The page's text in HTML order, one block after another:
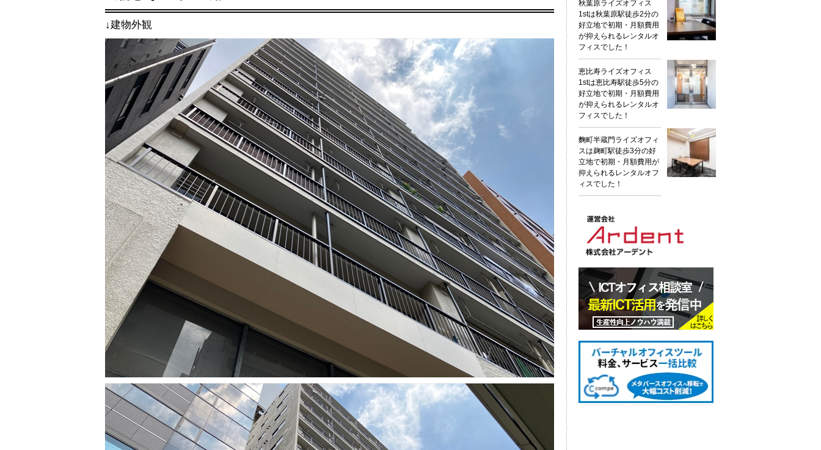
↓建物外観
秋葉原ライズオフィス
1stは秋葉原駅徒歩2分の
好立地で初期・月額費用
が抑えられるレンタルオ
フィスでした！
恵比寿ライズオフィス
1stは恵比寿駅徒歩5分の
好立地で初期・月額費用
が抑えられるレンタルオ
フィスでした！
麴町半蔵門ライズオフィ
スは麹町駅徒歩3分の好
立地で初期・月額費用が
抑えられるレンタルオフ
ィスでした！